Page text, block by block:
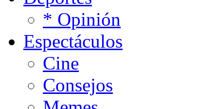
* Opinión
Espectáculos
Cine
Consejos